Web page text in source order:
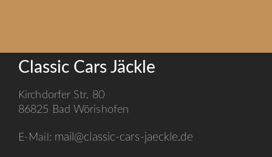
Classic Cars Jäckle
Kirchdorfer Str. 80
86825 Bad Wörishofen
E-Mail: mail@classic-cars-jaeckle.de